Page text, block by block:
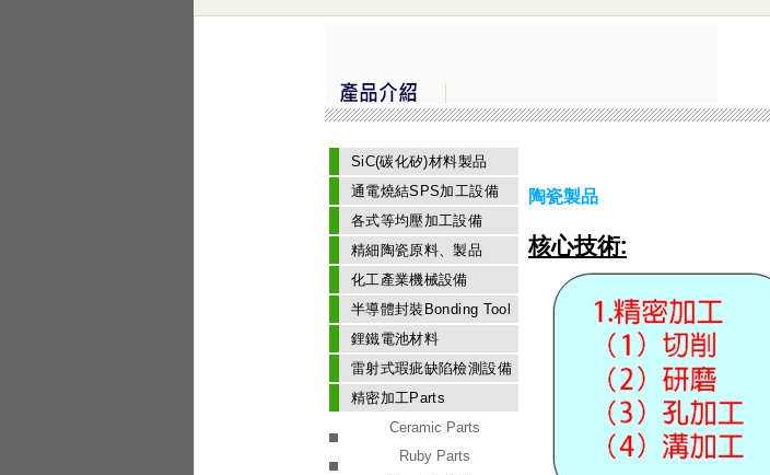
SiC(碳化矽)材料製品
通電燒結SPS加工設備
各式等均壓加工設備
精細陶瓷原料、製品
化工產業機械設備
半導體封裝Bonding Tool
鋰鐵電池材料
雷射式瑕疵缺陷檢測設備
精密加工Parts
Ceramic Parts
Ruby Parts
陶瓷製品
核心技術: